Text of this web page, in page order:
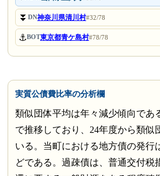
⏬DN神奈川県清川村#32/78
⚓BOT東京都青ケ島村#78/78
実質公債費比率の分析欄
類似団体平均は年々減少傾向であ
で推移しており、24年度から類似
いる。当町における地方債の発行
どである。過疎債は、普通交付税